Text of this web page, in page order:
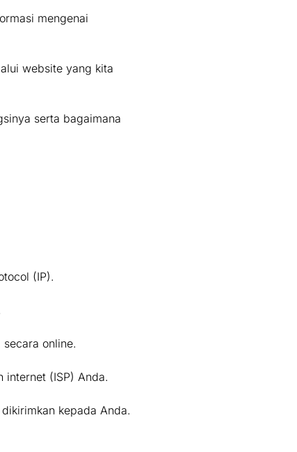
mengenai
website yang kita
serta bagaimana
(IP).
online.
(ISP) Anda.
kepada Anda.